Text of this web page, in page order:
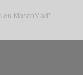
en MascoMad*